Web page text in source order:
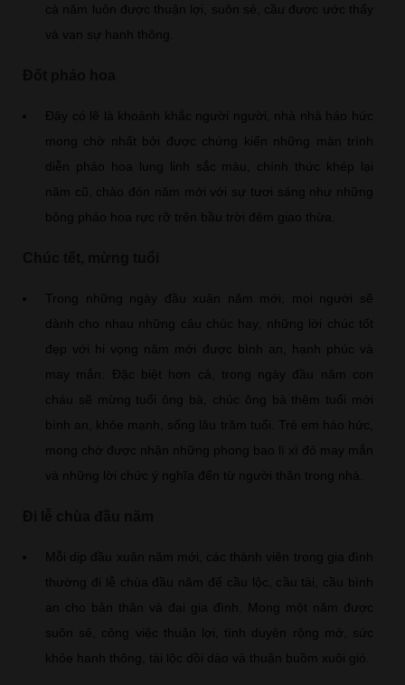
cả năm luôn được thuận lợi, suôn sẻ, cầu được ước thấy
và vạn sự hanh thông.
Đây có lẽ là khoảnh khắc người người, nhà nhà háo hức
mong chờ nhất bởi được chứng kiến những màn trình
diễn pháo hoa lung linh sắc màu, chính thức khép lại
năm cũ, chào đón năm mới với sự tươi sáng như những
bông pháo hoa rực rỡ trên bầu trời đêm giao thừa.
Trong những ngày đầu xuân năm mới, mọi người sẽ
dành cho nhau những câu chúc hay, những lời chúc tốt
đẹp với hi vọng năm mới được bình an, hạnh phúc và
may mắn. Đặc biệt hơn cả, trong ngày đầu năm con
cháu sẽ mừng tuổi ông bà, chúc ông bà thêm tuổi mới
bình an, khỏe mạnh, sống lâu trăm tuổi. Trẻ em háo hức,
mong chờ được nhận những phong bao lì xì đỏ may mắn
và những lời chức ý nghĩa đến từ người thân trong nhà.
Mỗi dịp đầu xuân năm mới, các thành viên trong gia đình
thường đi lễ chùa đầu năm để cầu lộc, cầu tài, cầu bình
an cho bản thân và đại gia đình. Mong một năm được
suôn sẻ, công việc thuận lợi, tình duyên rộng mở, sức
khỏe hanh thông, tài lộc dồi dào và thuận buồm xuôi gió.